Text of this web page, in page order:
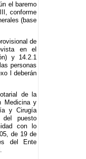
el baremo
conforme
(base
de
en el
y 14.2.1
personas
I deberán
de la
Medicina y
y Cirugía
del puesto
con lo
de 19 de
del Ente